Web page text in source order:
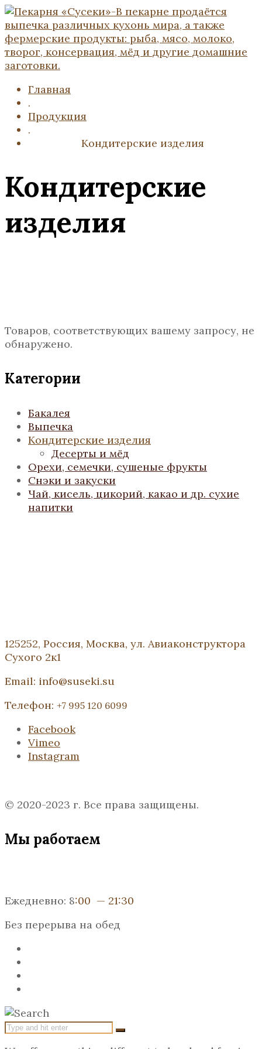
Главная
.
Продукция
.
Кондитерские изделия
Кондитерские
изделия
Товаров, соответствующих вашему запросу, не
обнаружено.
Категории
Бакалея
Выпечка
Кондитерские изделия
Десерты и мёд
Орехи, семечки, сушеные фрукты
Снэки и закуски
Чай, кисель, цикорий, какао и др. сухие
напитки
125252, Россия, Москва, ул. Авиаконструктора
Сухого 2к1
Email: info@suseki.su
Телефон: +7 995 120 6099
Facebook
Vimeo
Instagram
© 2020-2023 г. Все права защищены.
Мы работаем
Ежедневно: 8:00 — 21:30
Без перерыва на обед